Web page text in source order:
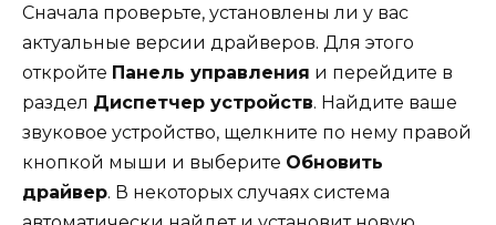
Сначала проверьте, установлены ли у вас
актуальные версии драйверов. Для этого
откройте Панель управления и перейдите в
раздел Диспетчер устройств. Найдите ваше
звуковое устройство, щелкните по нему правой
кнопкой мыши и выберите Обновить
драйвер. В некоторых случаях система